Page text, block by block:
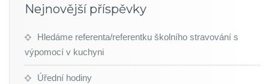
Nejnovější příspěvky
Hledáme referenta/referentku školního stravování s
výpomocí v kuchyni
Úřední hodiny